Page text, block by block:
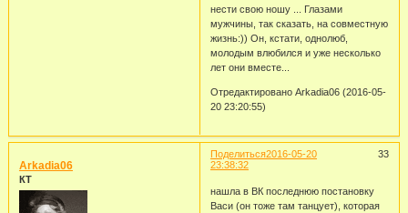
нести свою ношу ... Глазами
мужчины, так сказать, на совместную
жизнь:)) Он, кстати, однолюб,
молодым влюбился и уже несколько
лет они вместе...
Отредактировано Arkadia06 (2016-05-
20 23:20:55)
Поделиться 33
2016-05-20
23:38:32
Arkadia06
КТ
нашла в ВК последнюю постановку
Васи (он тоже там танцует), которая